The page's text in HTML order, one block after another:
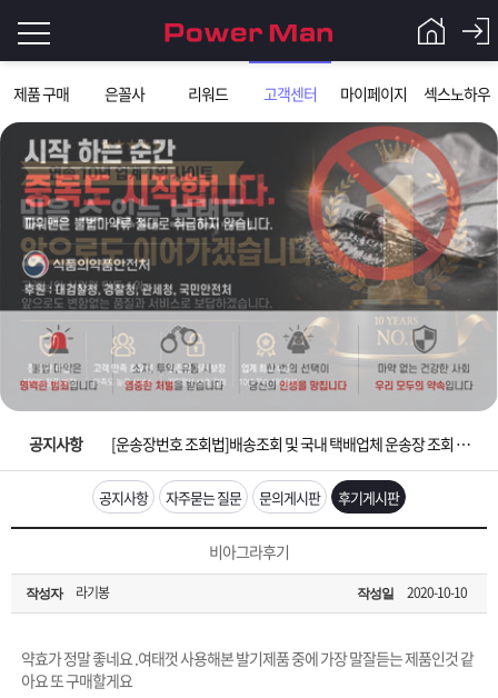
제품 구매 은꼴사 리워드 고객센터 마이페이지 섹스노하우
그
인
이
필
요
니
로
Q&A
파
워
맨
제
품
은
노
하
객
센
마
이
주
공지사항
입금확인이 안되는 상황을 대비해 꼭 입금후 고객센터 연락바랍니다.
[2026구정 연휴]설 연휴 배송 및 휴무 안내
[운송장번호 조회법]배송조회 및 국내 택배업체 운송장 조회 하는법
[ios앱 오픈]아이폰 고객 앱설치 가능합니다.
[무인택배함 이용 안내] 집 밖에 주소로 택배 받기
입금확인이 안되는 상황을 대비해 꼭 입금후 고객센터 연락바랍니다.
[2026구정 연휴]설 연휴 배송 및 휴무 안내
공지사항 자주묻는 질문 문의게시판 후기게시판
비아그라후기
작성자 라기봉 작성일 2020-10-10
약효가 정말 좋네요 .여태껏 사용해본 발기제품 중에 가장 말잘듣는 제품인것 같
아요 또 구매할게요